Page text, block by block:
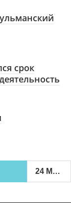
срок
24 МАРТА 2005